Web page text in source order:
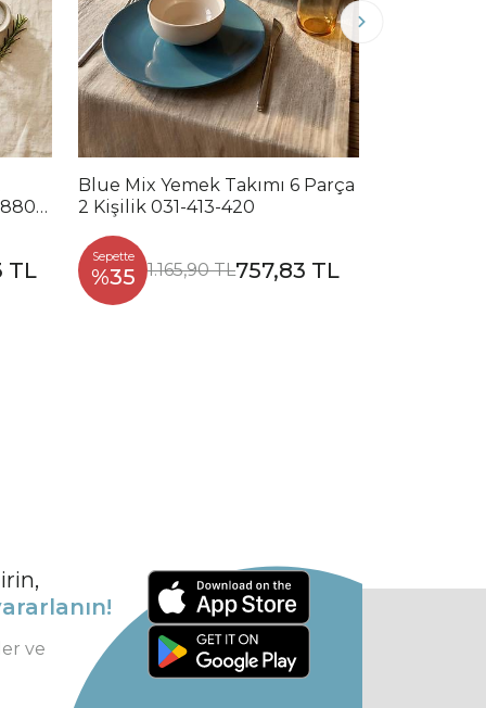
TL
Blue Mix Yemek Takımı 6 Parça
2 Kişilik 031-413-420
Sepette
%35 1.165,90 TL757,83 TL
ve